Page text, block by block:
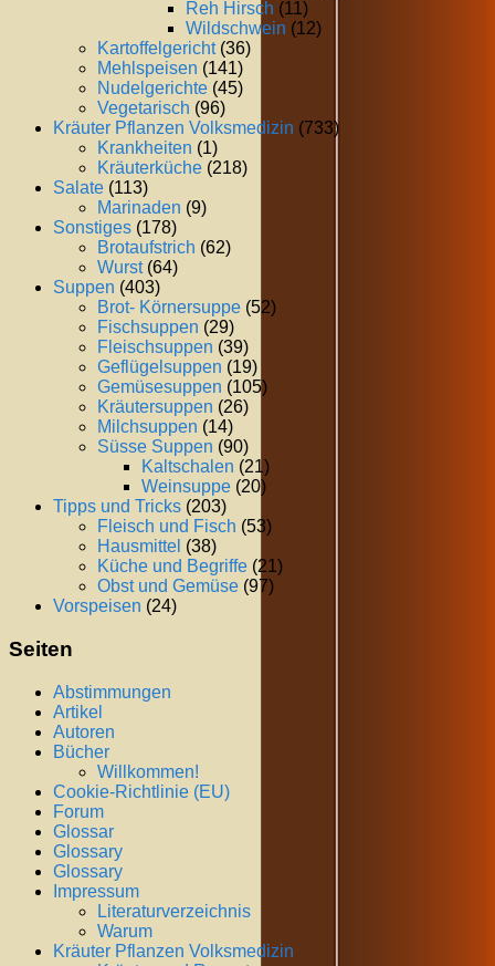
Reh Hirsch (11)
Wildschwein (12)
Kartoffelgericht(36)
Mehlspeisen (141)
Nudelgerichte (45)
Vegetarisch (96)
Kräuter Pflanzen Volksmedizin (733)
Krankheiten (1)
Kräuterküche (218)
Salate (113)
Marinaden (9)
Sonstiges (178)
Brotaufstrich (62)
Wurst(64)
Suppen (403)
Brot- Körnersuppe (52)
Fischsuppen (29)
Fleischsuppen (39)
Geflügelsuppen (19)
Gemüsesuppen (105)
Kräutersuppen (26)
Milchsuppen (14)
Süsse Suppen (90)
Kaltschalen (21)
Weinsuppe (20)
Tipps und Tricks (203)
Fleisch und Fisch (53)
Hausmittel (38)
Küche und Begriffe (21)
Obst und Gemüse (97)
Vorspeisen (24)
Seiten
Abstimmungen
Artikel
Autoren
Bücher
Willkommen!
Cookie-Richtlinie (EU)
Forum
Glossar
Glossary
Glossary
Impressum
Literaturverzeichnis
Warum
Kräuter Pflanzen Volksmedizin